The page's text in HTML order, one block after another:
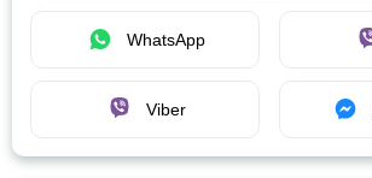
WhatsApp
Viber